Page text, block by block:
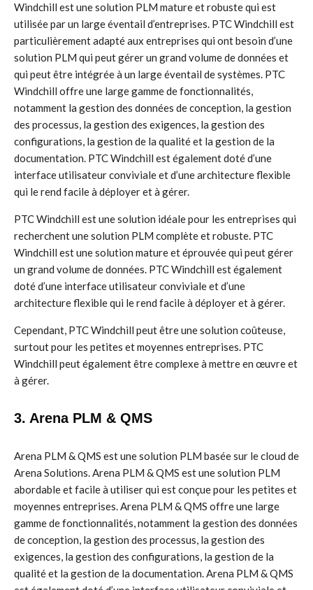
Windchill est une solution PLM mature et robuste qui est
utilisée par un large éventail d’entreprises. PTC Windchill est
particulièrement adapté aux entreprises qui ont besoin d’une
solution PLM qui peut gérer un grand volume de données et
qui peut être intégrée à un large éventail de systèmes. PTC
Windchill offre une large gamme de fonctionnalités,
notamment la gestion des données de conception, la gestion
des processus, la gestion des exigences, la gestion des
configurations, la gestion de la qualité et la gestion de la
documentation. PTC Windchill est également doté d’une
interface utilisateur conviviale et d’une architecture flexible
qui le rend facile à déployer et à gérer.
PTC Windchill est une solution idéale pour les entreprises qui
recherchent une solution PLM complète et robuste. PTC
Windchill est une solution mature et éprouvée qui peut gérer
un grand volume de données. PTC Windchill est également
doté d’une interface utilisateur conviviale et d’une
architecture flexible qui le rend facile à déployer et à gérer.
Cependant, PTC Windchill peut être une solution coûteuse,
surtout pour les petites et moyennes entreprises. PTC
Windchill peut également être complexe à mettre en œuvre et
à gérer.
3. Arena PLM & QMS
Arena PLM & QMS est une solution PLM basée sur le cloud de
Arena Solutions. Arena PLM & QMS est une solution PLM
abordable et facile à utiliser qui est conçue pour les petites et
moyennes entreprises. Arena PLM & QMS offre une large
gamme de fonctionnalités, notamment la gestion des données
de conception, la gestion des processus, la gestion des
exigences, la gestion des configurations, la gestion de la
qualité et la gestion de la documentation. Arena PLM & QMS